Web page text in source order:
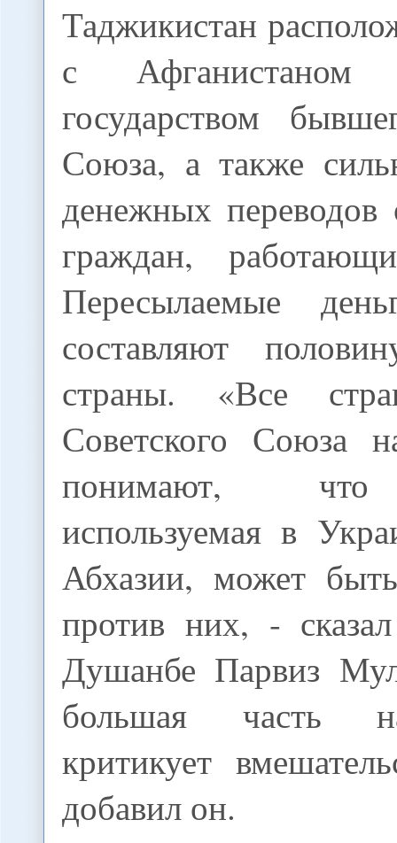
Таджикистан
с Афганистаном
государством
Союза, а также
денежных переводов
граждан,
Пересылаемые
составляют
страны. «Все
Советского Союза
понимают, что
используемая в
Абхазии, может
против них, -
Душанбе Парвиз
большая часть
критикует
добавил он.